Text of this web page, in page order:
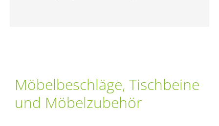
Möbelbeschläge, Tischbeine
und Möbelzubehör